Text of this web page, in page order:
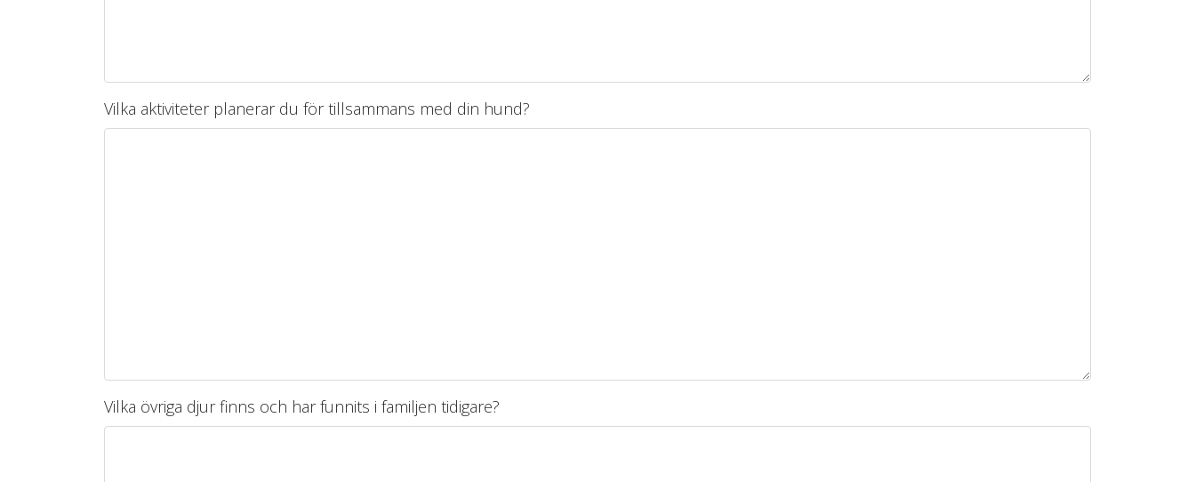
Vilka aktiviteter planerar du för tillsammans med din hund?
Vilka övriga djur finns och har funnits i familjen tidigare?